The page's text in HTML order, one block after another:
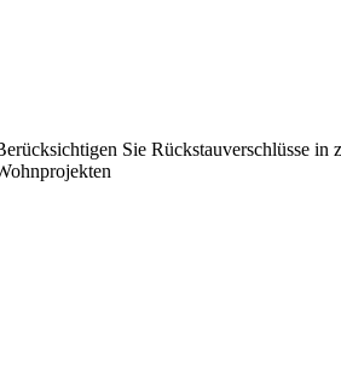
Sie Rückstauverschlüsse in